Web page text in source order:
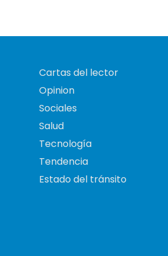
Cartas del lector
Opinion
Sociales
Salud
Tecnología
Tendencia
Estado del tránsito